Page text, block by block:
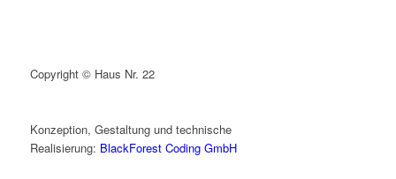
Copyright © Haus Nr. 22
Konzeption, Gestaltung und technische
Realisierung: BlackForest Coding GmbH